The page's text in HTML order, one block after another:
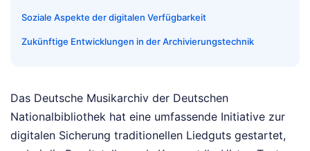
Soziale Aspekte der digitalen Verfügbarkeit
Zukünftige Entwicklungen in der Archivierungstechnik
Das Deutsche Musikarchiv der Deutschen
Nationalbibliothek hat eine umfassende Initiative zur
digitalen Sicherung traditionellen Liedguts gestartet,